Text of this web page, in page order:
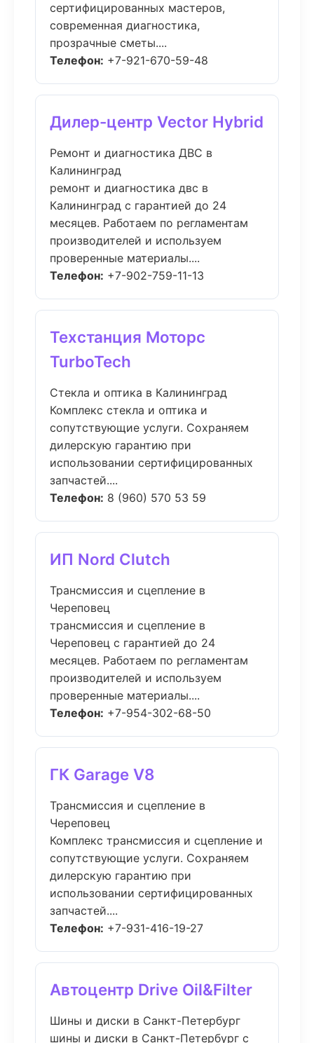
сертифицированных мастеров,
современная диагностика,
прозрачные сметы....
Телефон: +7-921-670-59-48
Дилер-центр Vector Hybrid
Ремонт и диагностика ДВС в
Калининград
ремонт и диагностика двс в
Калининград с гарантией до 24
месяцев. Работаем по регламентам
производителей и используем
проверенные материалы....
Телефон: +7-902-759-11-13
Техстанция Моторс
TurboTech
Стекла и оптика в Калининград
Комплекс стекла и оптика и
сопутствующие услуги. Сохраняем
дилерскую гарантию при
использовании сертифицированных
запчастей....
Телефон: 8 (960) 570 53 59
ИП Nord Clutch
Трансмиссия и сцепление в
Череповец
трансмиссия и сцепление в
Череповец с гарантией до 24
месяцев. Работаем по регламентам
производителей и используем
проверенные материалы....
Телефон: +7-954-302-68-50
ГК Garage V8
Трансмиссия и сцепление в
Череповец
Комплекс трансмиссия и сцепление и
сопутствующие услуги. Сохраняем
дилерскую гарантию при
использовании сертифицированных
запчастей....
Телефон: +7-931-416-19-27
Автоцентр Drive Oil&Filter
Шины и диски в Санкт-Петербург
шины и диски в Санкт-Петербург с